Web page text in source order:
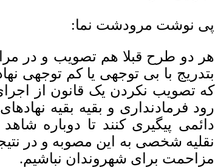
پی نوشت مرودشت نما:
هر دو طرح قبلا هم تصویب و در
بتدریج با بی توجهی یا کم توجهی
که تصویب نکردن یک قانون از
رود فرمادنداری و بقیه بقیه
دائمی پیگیری کنند تا دوباره
نقلیه شخصی به این مصوبه و در
مزاحمت برای شهروندان نباشیم.